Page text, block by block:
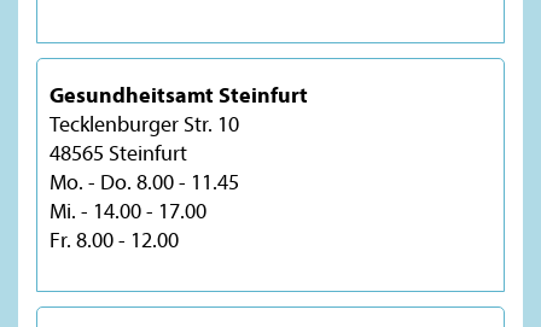
Gesundheitsamt Steinfurt
Tecklenburger Str. 10
48565 Steinfurt
Mo. - Do. 8.00 - 11.45
Mi. - 14.00 - 17.00
Fr. 8.00 - 12.00